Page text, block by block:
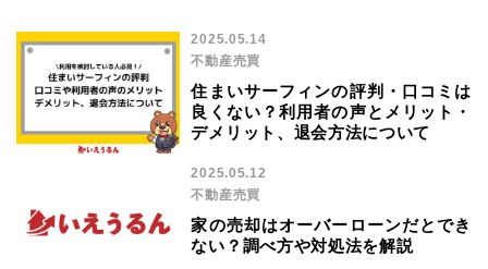
住まいサーフィンの評判・口コミは
良くない？利用者の声とメリット・
デメリット、退会方法について
2025.05.14
不動産売買
家の売却はオーバーローンだとでき
ない？調べ方や対処法を解説
2025.05.12
不動産売買